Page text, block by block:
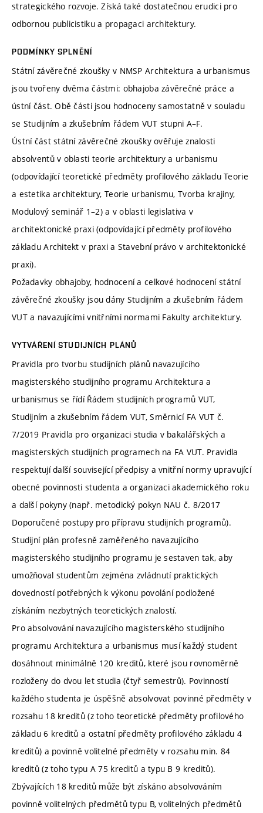
strategického rozvoje. Získá také dostatečnou erudici pro
odbornou publicistiku a propagaci architektury.
PODMÍNKY SPLNĚNÍ
Státní závěrečné zkoušky v NMSP Architektura a urbanismus
jsou tvořeny dvěma částmi: obhajoba závěrečné práce a
ústní část. Obě části jsou hodnoceny samostatně v souladu
se Studijním a zkušebním řádem VUT stupni A–F.
Ústní část státní závěrečné zkoušky ověřuje znalosti
absolventů v oblasti teorie architektury a urbanismu
(odpovídající teoretické předměty profilového základu Teorie
a estetika architektury, Teorie urbanismu, Tvorba krajiny,
Modulový seminář 1–2) a v oblasti legislativa v
architektonické praxi (odpovídající předměty profilového
základu Architekt v praxi a Stavební právo v architektonické
praxi).
Požadavky obhajoby, hodnocení a celkové hodnocení státní
závěrečné zkoušky jsou dány Studijním a zkušebním řádem
VUT a navazujícími vnitřními normami Fakulty architektury.
VYTVÁŘENÍ STUDIJNÍCH PLÁNŮ
Pravidla pro tvorbu studijních plánů navazujícího
magisterského studijního programu Architektura a
urbanismus se řídí Řádem studijních programů VUT,
Studijním a zkušebním řádem VUT, Směrnicí FA VUT č.
7/2019 Pravidla pro organizaci studia v bakalářských a
magisterských studijních programech na FA VUT. Pravidla
respektují další související předpisy a vnitřní normy upravující
obecné povinnosti studenta a organizaci akademického roku
a další pokyny (např. metodický pokyn NAU č. 8/2017
Doporučené postupy pro přípravu studijních programů).
Studijní plán profesně zaměřeného navazujícího
magisterského studijního programu je sestaven tak, aby
umožňoval studentům zejména zvládnutí praktických
dovedností potřebných k výkonu povolání podložené
získáním nezbytných teoretických znalostí.
Pro absolvování navazujícího magisterského studijního
programu Architektura a urbanismus musí každý student
dosáhnout minimálně 120 kreditů, které jsou rovnoměrně
rozloženy do dvou let studia (čtyř semestrů). Povinností
každého studenta je úspěšně absolvovat povinné předměty v
rozsahu 18 kreditů (z toho teoretické předměty profilového
základu 6 kreditů a ostatní předměty profilového základu 4
kreditů) a povinně volitelné předměty v rozsahu min. 84
kreditů (z toho typu A 75 kreditů a typu B 9 kreditů).
Zbývajících 18 kreditů může být získáno absolvováním
povinně volitelných předmětů typu B, volitelných předmětů